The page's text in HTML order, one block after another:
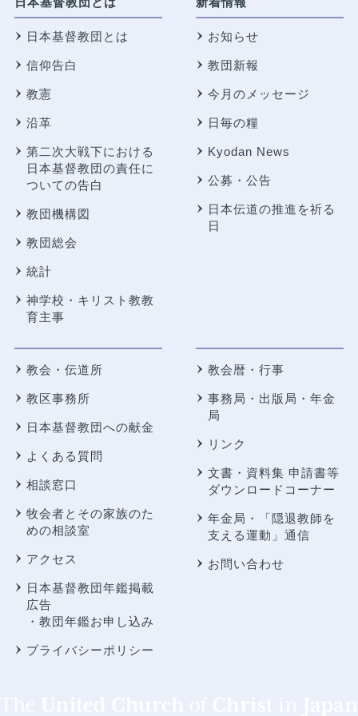
日本基督教団とは
信仰告白
教憲
沿革
第二次大戦下における
日本基督教団の責任に
ついての告白
教団機構図
教団総会
統計
神学校・キリスト教教
育主事
お知らせ
教団新報
今月のメッセージ
日毎の糧
Kyodan News
公募・公告
日本伝道の推進を祈る
日
教会・伝道所
教区事務所
日本基督教団への献金
よくある質問
相談窓口
牧会者とその家族のた
めの相談室
アクセス
日本基督教団年鑑掲載
広告
・教団年鑑お申し込み
プライバシーポリシー
教会暦・行事
事務局・出版局・年金
局
リンク
文書・資料集 申請書等
ダウンロードコーナー
年金局・
「隠退教師を
支える運動」通信
お問い合わせ